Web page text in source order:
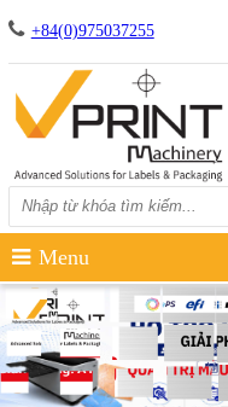
+84(0)975037255
Menu